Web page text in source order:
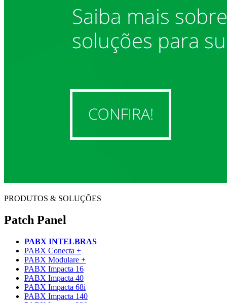
PRODUTOS & SOLUÇÕES
Patch Panel
PABX INTELBRAS
PABX Conecta +
PABX Modulare +
PABX Impacta 16
PABX Impacta 40
PABX Impacta 68i
PABX Impacta 140